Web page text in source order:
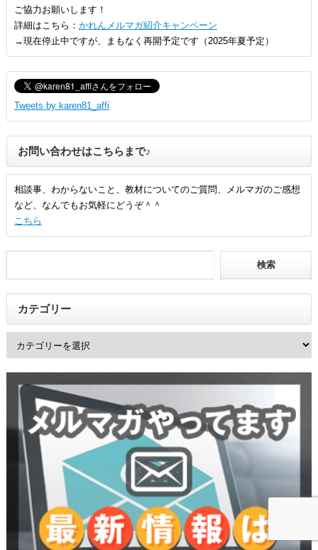
ご協力お願いします！
詳細はこちら： かれんメルマガ紹介キャンペーン
→現在停止中ですが、まもなく再開予定です（2025年夏予定）
Tweets by karen81_affi
お問い合わせはこちらまで♪
相談事、わからないこと、教材についてのご質問、メルマガのご感想
など、なんでもお気軽にどうぞ＾＾
こちら
カテゴリー